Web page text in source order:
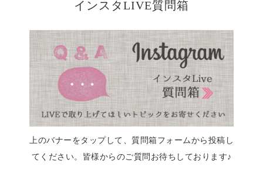
インスタLIVE質問箱
上のバナーをタップして、質問箱フォームから投稿し
てください。皆様からのご質問お待ちしております♪